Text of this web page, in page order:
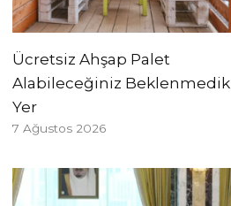
Ücretsiz Ahşap Palet
Alabileceğiniz Beklenmedik
Yer
7 Ağustos 2026